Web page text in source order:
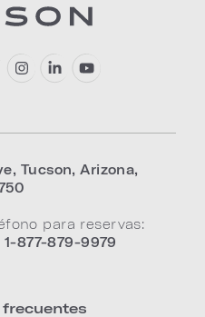
, Tucson,Arizona,
para reservas:
1-877-879-9979